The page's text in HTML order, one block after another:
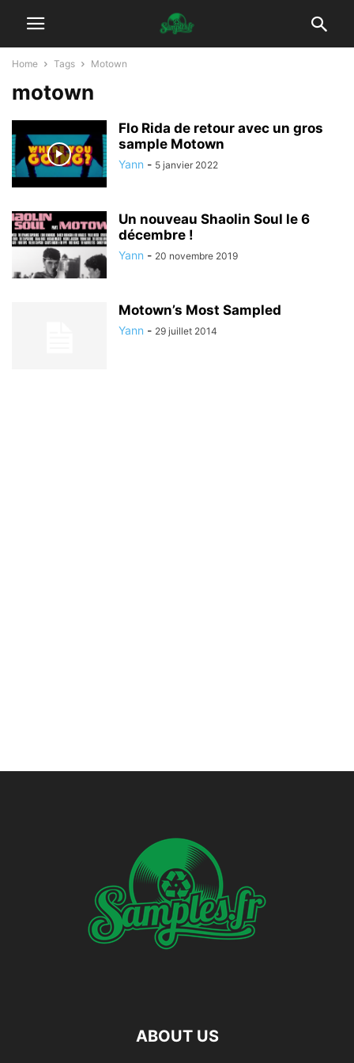
Home Tags Motown
motown
Flo Rida de retour avec un gros
sample Motown
Yann - 5 janvier 2022
Un nouveau Shaolin Soul le 6
décembre !
Yann - 20 novembre 2019
Motown’s Most Sampled
Yann - 29 juillet 2014
ABOUT US